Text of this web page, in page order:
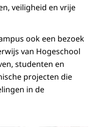
veiligheid en vrije
ook een bezoek
van Hogeschool
studenten en
projecten die
in de